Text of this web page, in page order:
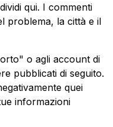
qui. I commenti
problema, la città e il
o agli account di
pubblicati di seguito.
quei
informazioni